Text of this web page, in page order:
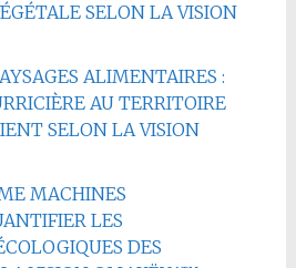
SELON LA VISION
ALIMENTAIRES :
AU TERRITOIRE
SELON LA VISION
MACHINES
LES
DES